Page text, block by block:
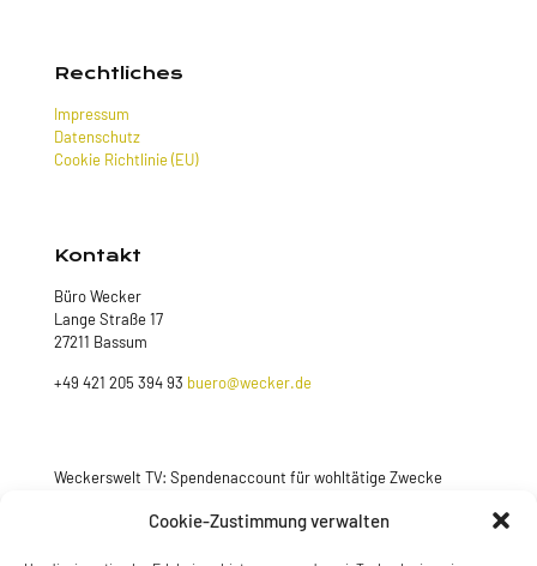
Cookie-Zustimmung verwalten
Rechtliches
Impressum
Datenschutz
Cookie Richtlinie (EU)
Kontakt
Büro Wecker
Lange Straße 17
27211 Bassum
+49 421 205 394 93 buero@wecker.de
Weckerswelt TV: Spendenaccount für wohltätige Zwecke
Jetzt spenden